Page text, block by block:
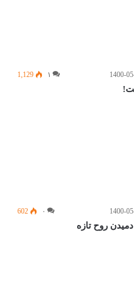
1400- ۱ 1,129
1400- ۰ 602
روح تازه